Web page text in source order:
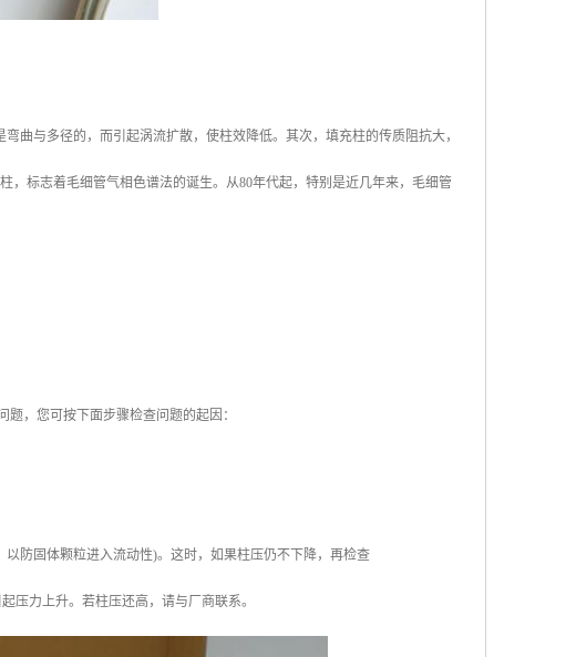
曲与多径的，而引起涡流扩散，使柱效降低。其次，填充柱的传质阻抗大，
，标志着毛细管气相色谱法的诞生。从80年代起，特别是近几年来，毛细管
，您可按下面步骤检查问题的起因：
防固体颗粒进入流动性)。这时，如果柱压仍不下降，再检查
压力上升。若柱压还高，请与厂商联系。